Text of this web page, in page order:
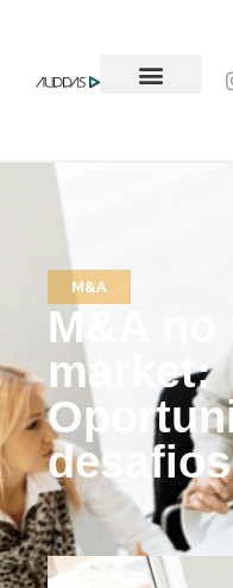
M&A
M&A
market: